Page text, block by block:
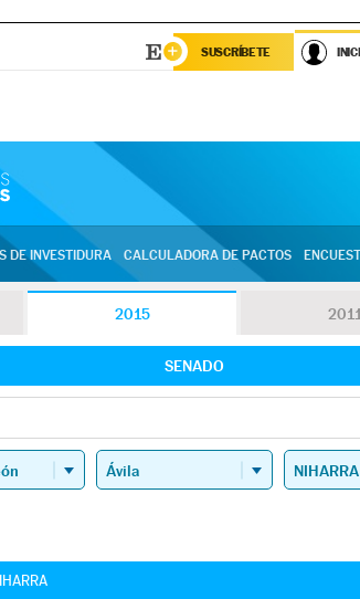
SUSCRÍBETE
DE INVESTIDURA CALCULADORA DE PACTOS
2015 2011
SENADO